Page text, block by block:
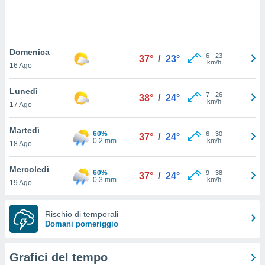
In
ti
per
nel
utilizzati
o
Domenica
16 Ago
37° / 23° 6- 23
km/h
Lunedì
17 Ago
38° / 24° 7- 26
km/h
Martedì
18 Ago
60%
0.2 mm
37° / 24° 6- 30
km/h
Mercoledì
19 Ago
60%
0.3 mm
37° / 24° 9- 38
km/h
Rischio di temporali
Domani pomeriggio
Grafici del tempo